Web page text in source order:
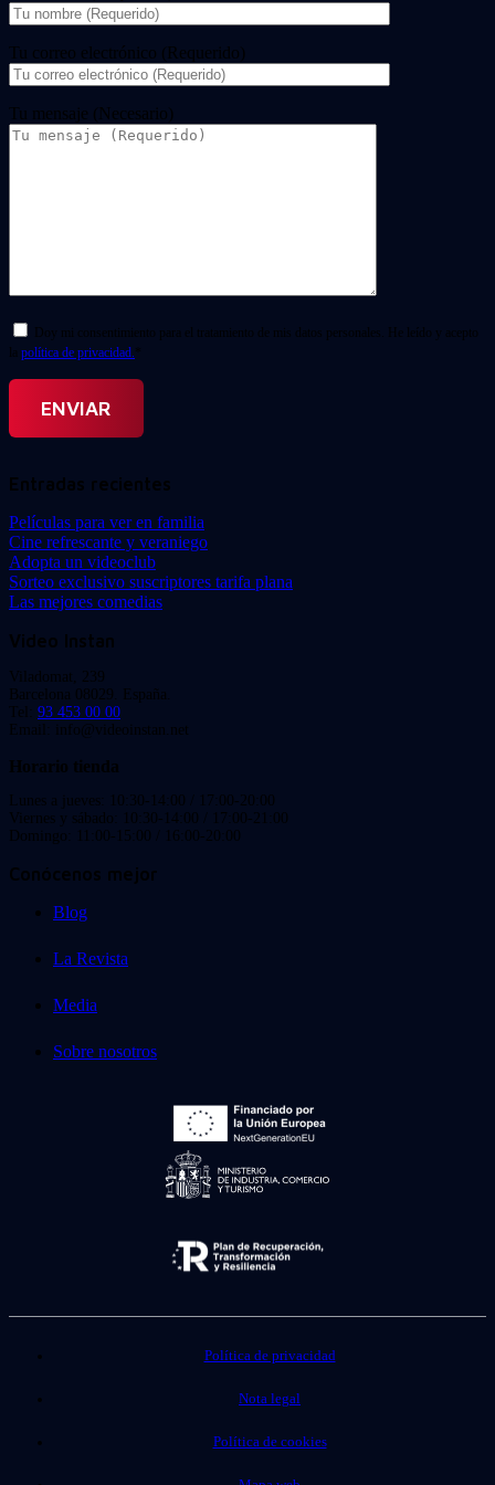
Tu correo electrónico (Requerido)
Tu mensaje (Necesario)
Doy mi consentimiento para el tratamiento de mis datos personales. He leído y acepto
la política de privacidad. *
Entradas recientes
Películas para ver en familia
Cine refrescante y veraniego
Adopta un videoclub
Sorteo exclusivo suscriptores tarifa plana
Las mejores comedias
Video Instan
Viladomat, 239
Barcelona 08029. España.
Tel: 93 453 00 00
Email: info@videoinstan.net
Horario tienda
Lunes a jueves: 10:30-14:00 / 17:00-20:00
Viernes y sábado: 10:30-14:00 / 17:00-21:00
Domingo: 11:00-15:00 / 16:00-20:00
Conócenos mejor
Blog
La Revista
Media
Sobre nosotros
Política de privacidad
Nota legal
Política de cookies